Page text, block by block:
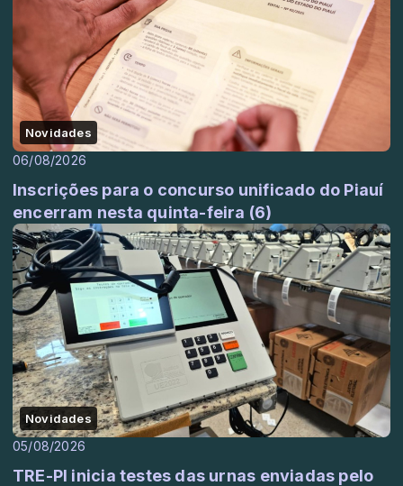
Novidades
06/08/2026
Inscrições para o concurso unificado do Piauí
encerram nesta quinta-feira (6)
Novidades
05/08/2026
TRE-PI inicia testes das urnas enviadas pelo